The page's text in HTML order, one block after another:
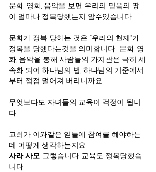
문화, 영화, 음악을 보면 우리의 믿음의 땅
이 얼마나 정복당했는지 알수있습니다.
문화가 정복 당하는 것은 “우리의 현재”가
정복을 당했다는것을 의미합니다.  문화, 영
화, 음악을 통해 사람들의 가치관은 극히 세
속화 되어 하나님의 법, 하나님의 기준에서
부터 점점 멀어져 버리니까요.
무엇보다도 자녀들의 교육이 걱정이 됩니
다.
교회가 이와같은 읻들에 참여를 해야하는
데 어떻게 생각하는지요.
사라 사모: 그렇습니다. 교육도 정복당했습
니다.